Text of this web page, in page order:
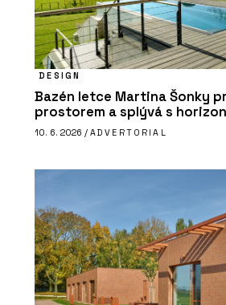
DESIGN
Bazén letce Martina Šonky
prostorem a splývá s
10. 6. 2026 / ADVERTORIAL